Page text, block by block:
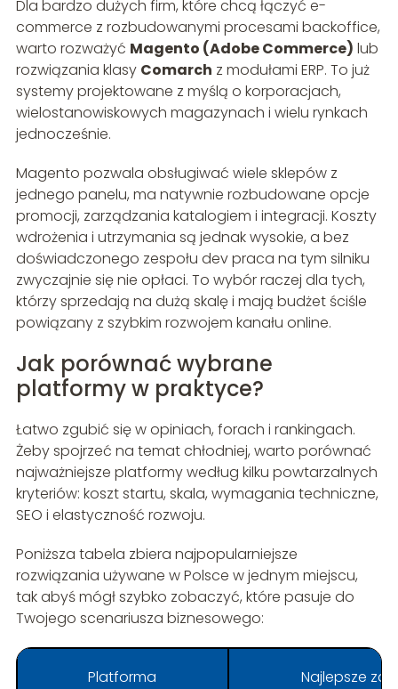
Dla bardzo dużych firm, które chcą łączyć e-
commerce z rozbudowanymi procesami backoffice,
warto rozważyć Magento (Adobe Commerce) lub
rozwiązania klasy Comarch z modułami ERP. To już
systemy projektowane z myślą o korporacjach,
wielostanowiskowych magazynach i wielu rynkach
jednocześnie.
Magento pozwala obsługiwać wiele sklepów z
jednego panelu, ma natywnie rozbudowane opcje
promocji, zarządzania katalogiem i integracji. Koszty
wdrożenia i utrzymania są jednak wysokie, a bez
doświadczonego zespołu dev praca na tym silniku
zwyczajnie się nie opłaci. To wybór raczej dla tych,
którzy sprzedają na dużą skalę i mają budżet ściśle
powiązany z szybkim rozwojem kanału online.
Jak porównać wybrane
platformy w praktyce?
Łatwo zgubić się w opiniach, forach i rankingach.
Żeby spojrzeć na temat chłodniej, warto porównać
najważniejsze platformy według kilku powtarzalnych
kryteriów: koszt startu, skala, wymagania techniczne,
SEO i elastyczność rozwoju.
Poniższa tabela zbiera najpopularniejsze
rozwiązania używane w Polsce w jednym miejscu,
tak abyś mógł szybko zobaczyć, które pasuje do
Twojego scenariusza biznesowego:
Platforma Najlepsze